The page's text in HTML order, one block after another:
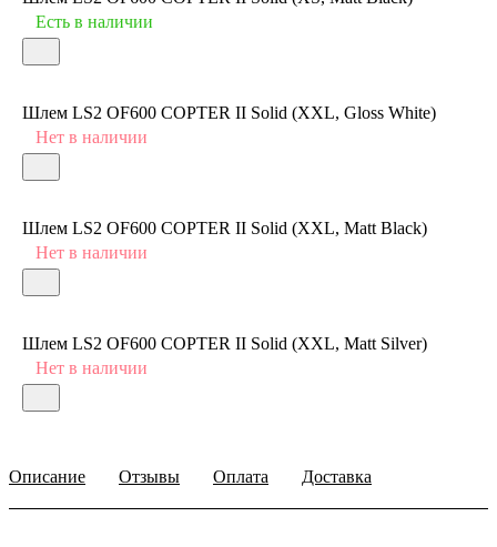
Есть в наличии
Шлем LS2 OF600 COPTER II Solid (XXL, Gloss White)
Нет в наличии
Шлем LS2 OF600 COPTER II Solid (XXL, Matt Black)
Нет в наличии
Шлем LS2 OF600 COPTER II Solid (XXL, Matt Silver)
Нет в наличии
Описание Отзывы Оплата Доставка